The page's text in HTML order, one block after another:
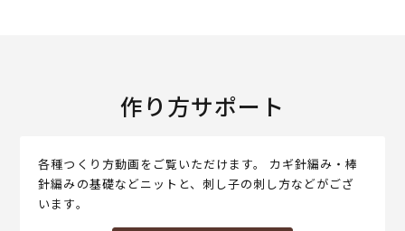
作り方サポート
各種つくり方動画をご覧いただけます。 カギ針編み・棒
針編みの基礎などニットと、刺し子の刺し方などがござ
います。